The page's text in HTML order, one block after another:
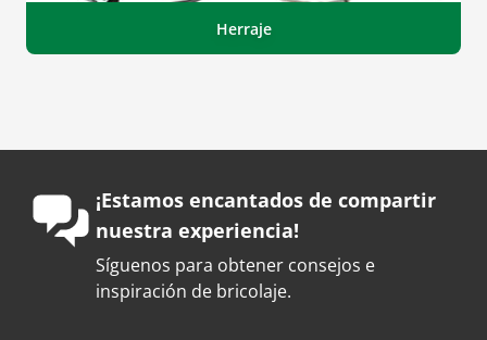
Herraje
¡Estamos encantados de compartir
nuestra experiencia!
Síguenos para obtener consejos e
inspiración de bricolaje.